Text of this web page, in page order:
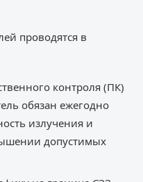
проводятся в
контроля (ПК)
обязан ежегодно
излучения и
допустимых